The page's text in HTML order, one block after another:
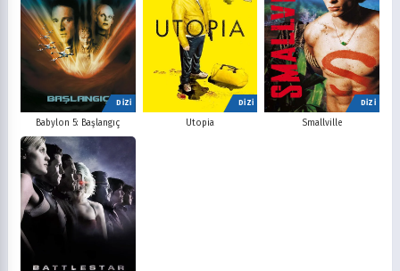
DİZİ
Babylon 5: Başlangıç
DİZİ
Utopia
DİZİ
Smallville